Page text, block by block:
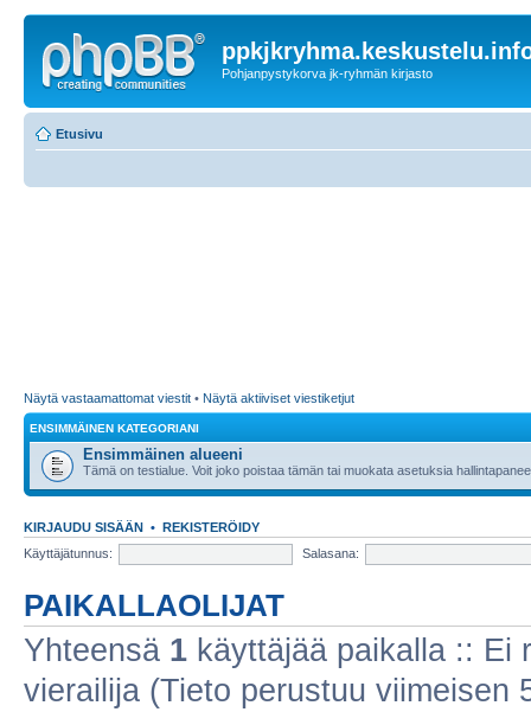
Pohjanpystykorva jk-ryhmän kirjasto
Etusivu
Näytä vastaamattomat viestit • Näytä aktiiviset viestiketjut
ENSIMMÄINEN KATEGORIANI
Ensimmäinen alueeni
Tämä on testialue. Voit joko poistaa tämän tai muokata asetuksia
KIRJAUDU SISÄÄN • REKISTERÖIDY
Käyttäjätunnus:
Salasana:
PAIKALLAOLIJAT
Yhteensä 1 käyttäjää paikalla :: Ei
vierailija (Tieto perustuu viimeisen